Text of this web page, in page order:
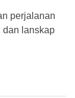
perjalanan
dan lanskap